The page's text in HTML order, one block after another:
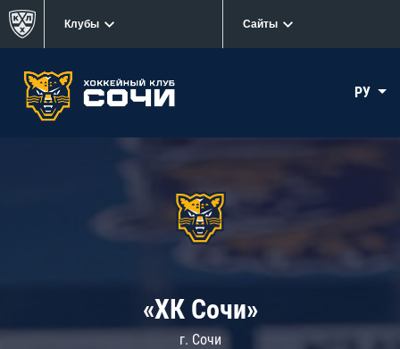
Клубы Сайты
РУ
«ХК Сочи»
г. Сочи